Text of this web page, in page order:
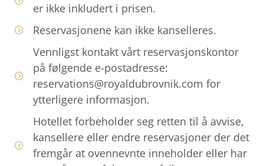
er ikke inkludert i prisen.
Reservasjonene kan ikke kanselleres.
Vennligst kontakt vårt reservasjonskontor
på følgende e-postadresse:
reservations@royaldubrovnik.com for
ytterligere informasjon.
Hotellet forbeholder seg retten til å avvise,
kansellere eller endre reservasjoner der det
fremgår at ovennevnte inneholder eller har